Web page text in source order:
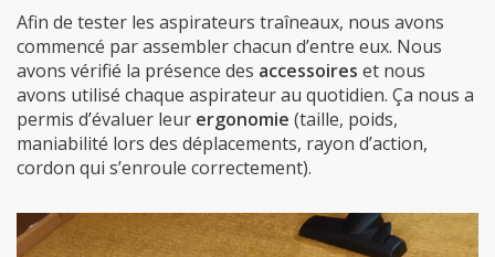
Afin de tester les aspirateurs traîneaux, nous avons
commencé par assembler chacun d’entre eux. Nous
avons vérifié la présence des accessoires et nous
avons utilisé chaque aspirateur au quotidien. Ça nous a
permis d’évaluer leur ergonomie (taille, poids,
maniabilité lors des déplacements, rayon d’action,
cordon qui s’enroule correctement).